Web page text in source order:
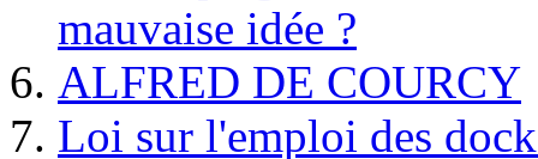
mauvaise idée ?
ALFRED DE COURCY
Loi sur l'emploi des